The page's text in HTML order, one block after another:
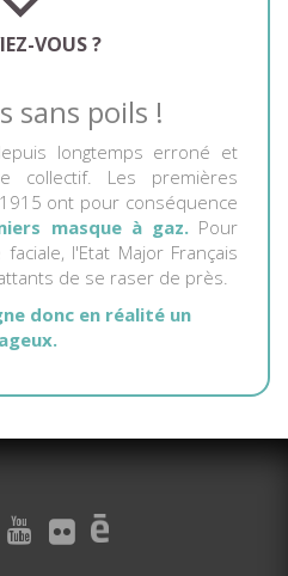
VOUS ?
sans poils !
longtemps erroné et
collectif. Les premières
ont pour conséquence
masque à gaz.Pour
l'Etat Major Français
de se raser de près.
donc en réalité un